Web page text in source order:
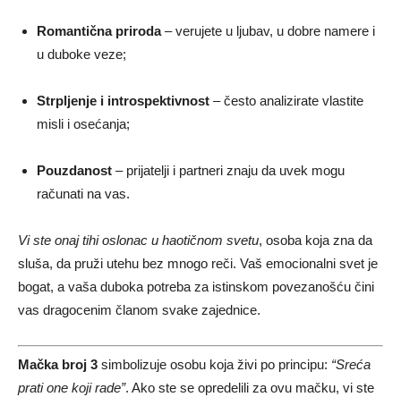
Romantična priroda– verujete u ljubav, u dobre namere i
u duboke veze;
Strpljenje i introspektivnost – često analizirate vlastite
misli i osećanja;
Pouzdanost – prijatelji i partneri znaju da uvek mogu
računati na vas.
Vi ste onaj tihi oslonac u haotičnom svetu, osoba koja zna da
sluša, da pruži utehu bez mnogo reči. Vaš emocionalni svet je
bogat, a vaša duboka potreba za istinskom povezanošću čini
vas dragocenim članom svake zajednice.
Mačka broj 3 simbolizuje osobu koja živi po principu: “Sreća
prati one koji rade”. Ako ste se opredelili za ovu mačku, vi ste